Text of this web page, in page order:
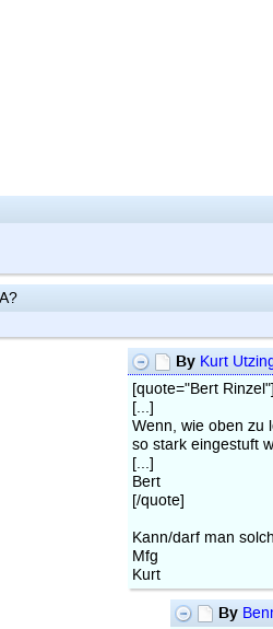
By Kurt
[quote="Bert Rinzel"]
[...]
Wenn, wie oben zu
so stark eingestuft
[...]
Bert
[/quote]
Kann/darf man
Mfg
Kurt
By